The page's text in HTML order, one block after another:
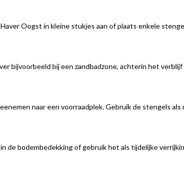
Oogst in kleine stukjes aan of plaats enkele
bijvoorbeeld bij een zandbadzone, achterin het
naar een voorraadplek. Gebruik de stengels als
de bodembedekking of gebruik het als tijdelijke